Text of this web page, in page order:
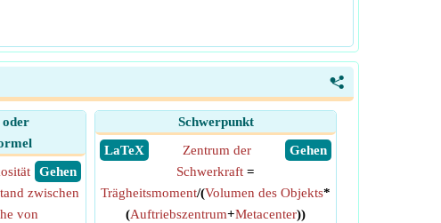
<
oder
​ Gehen
zwischen
von
Schwerpunkt
​ LaTeX
​ Gehen
Zentrum der
Schwerkraft =
Trägheitsmoment/(Volumen des Objekts*
(Auftriebszentrum+Metacenter))